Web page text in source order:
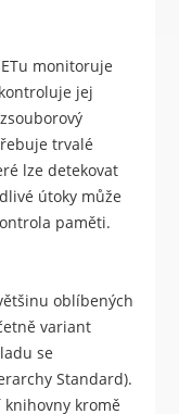
monitoruje
jej
trvalé
lze detekovat
útoky může
paměti.
oblíbených
variant
se
Standard).
kromě